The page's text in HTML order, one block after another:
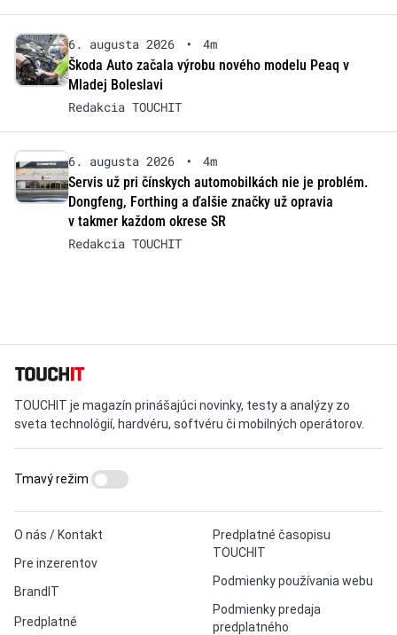
6. augusta 2026 •
4m
Škoda Auto začala výrobu nového modelu Peaq v
Mladej Boleslavi
Redakcia TOUCHIT
6. augusta 2026 •
4m
Servis už pri čínskych automobilkách nie je problém.
Dongfeng, Forthing a ďalšie značky už opravia
v takmer každom okrese SR
Redakcia TOUCHIT
TOUCHIT je magazín prinášajúci novinky, testy a analýzy zo
sveta technológií, hardvéru, softvéru či mobilných operátorov.
O nás / Kontakt
Pre inzerentov
BrandIT
Predplatné
Predplatné časopisu
TOUCHIT
Podmienky používania webu
Podmienky predaja
predplatného
Tmavý režim